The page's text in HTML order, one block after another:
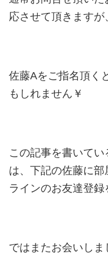
応させて頂きますが
佐藤Aをご指名頂く
もしれません￥
この記事を書いて
は、下記の佐藤に
ラインのお友達登録
ではまたお会いしま